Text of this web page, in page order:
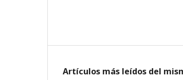
Artículos más leídos del